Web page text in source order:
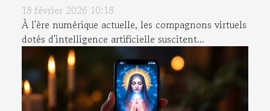
18 février 2026 10:18
À l'ère numérique actuelle, les compagnons virtuels
dotés d'intelligence artificielle suscitent...